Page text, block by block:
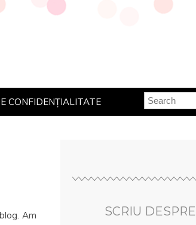
CONFIDENȚIALITATE
Am
SCRIU DESPRE